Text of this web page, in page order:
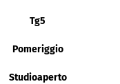
Tg5
Pomeriggio
Studioaperto